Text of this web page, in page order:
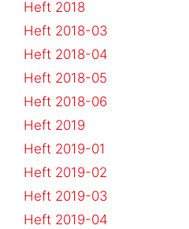
Heft 2018
Heft 2018-03
Heft 2018-04
Heft 2018-05
Heft 2018-06
Heft 2019
Heft 2019-01
Heft 2019-02
Heft 2019-03
Heft 2019-04